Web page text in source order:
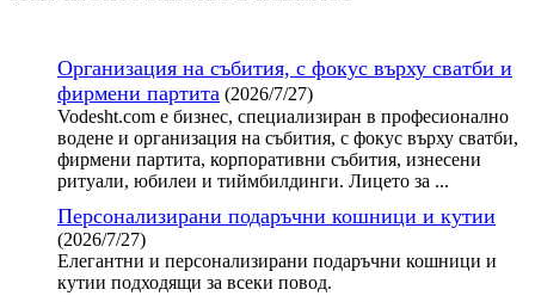
Организация на събития, с фокус върху сватби и
фирмени партита (2026/7/27)
Vodesht.com е бизнес, специализиран в професионално
водене и организация на събития, с фокус върху сватби,
фирмени партита, корпоративни събития, изнесени
ритуали, юбилеи и тиймбилдинги. Лицето за ...
Персонализирани подаръчни кошници и кутии
(2026/7/27)
Елегантни и персонализирани подаръчни кошници и
кутии подходящи за всеки повод.